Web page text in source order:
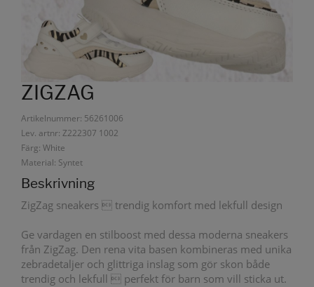
ZIGZAG
Artikelnummer: 56261006
Lev. artnr: Z222307 1002
Färg: White
Material: Syntet
Beskrivning
ZigZag sneakers  trendig komfort med lekfull design
Ge vardagen en stilboost med dessa moderna sneakers
från ZigZag. Den rena vita basen kombineras med unika
zebradetaljer och glittriga inslag som gör skon både
trendig och lekfull  perfekt för barn som vill sticka ut.